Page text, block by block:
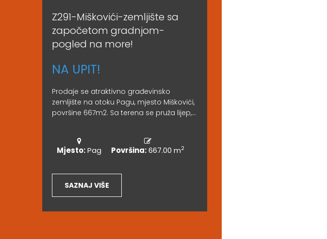
Z291-Miškovići-zemljište sa
započetom gradnjom-
pogled na more!
NA UPIT!
Prodaje se atraktivno građevinsko
zemljište na otoku Pagu, mjesto Miškovići,
površine 667m2. Sa terena se pruža lijep,...
Mjesto:Pag Površina:667.00 m2
SAZNAJ VIŠE